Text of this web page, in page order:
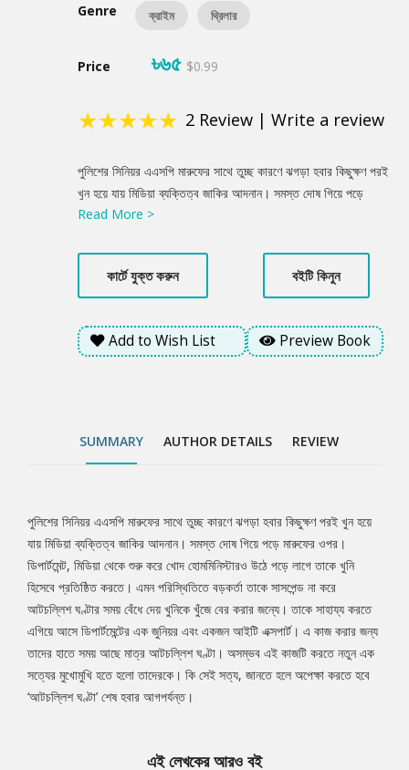
Genre ক্রাইম থ্রিলার
Price ৳৬৫ $0.99
★★★★★ 2 Review | Write a review
Product
Summery
পুলিশের সিনিয়র এএসপি মারুফের সাথে তুচ্ছ কারণে ঝগড়া হবার কিছুক্ষণ পরই
খুন হয়ে যায় মিডিয়া ব্যক্তিত্ব জাকির আদনান। সমস্ত দোষ গিয়ে পড়ে
মারুফের ওপর। ডিপার্টমেন্ট, মিডিয়া থেকে শুরু করে খোদ হোমমিনিস্টারও উঠে
তাকে সাসপেন্ড না করে আটচল্লিশ ঘণ্টার সময় বেঁধে দেয় খুনিকে খুঁজে বের
করার জন্যে। তাকে সাহায্য করতে এগিয়ে আসে ডিপার্টমেন্টের এক জুনিয়র এবং
একজন আইটি এক্সপার্ট। এ কাজ করার জন্য তাদের হাতে সময় আছে মাত্র
আটচল্লিশ ঘণ্টা। অসম্ভব এই কাজটি করতে নতুন এক সত্যের মুখোমুখি হতে
হলো তাদেরকে। কি সেই সত্য, জানতে হলে অপেক্ষা করতে হবে ‘আটচল্লিশ
Read More >
কার্টে যুক্ত করুন বইটি কিনুন
Add to Wish List Preview Book
SUMMARY AUTHOR DETAILS REVIEW
Tab
Article
পুলিশের সিনিয়র এএসপি মারুফের সাথে তুচ্ছ কারণে ঝগড়া হবার কিছুক্ষণ পরই খুন হয়ে
যায় মিডিয়া ব্যক্তিত্ব জাকির আদনান। সমস্ত দোষ গিয়ে পড়ে মারুফের ওপর।
ডিপার্টমেন্ট, মিডিয়া থেকে শুরু করে খোদ হোমমিনিস্টারও উঠে পড়ে লাগে তাকে খুনি
হিসেবে প্রতিষ্ঠিত করতে। এমন পরিস্থিতিতে বড়কর্তা তাকে সাসপেন্ড না করে
আটচল্লিশ ঘণ্টার সময় বেঁধে দেয় খুনিকে খুঁজে বের করার জন্যে। তাকে সাহায্য করতে
এগিয়ে আসে ডিপার্টমেন্টের এক জুনিয়র এবং একজন আইটি এক্সপার্ট। এ কাজ করার জন্য
তাদের হাতে সময় আছে মাত্র আটচল্লিশ ঘণ্টা। অসম্ভব এই কাজটি করতে নতুন এক
সত্যের মুখোমুখি হতে হলো তাদেরকে। কি সেই সত্য, জানতে হলে অপেক্ষা করতে হবে
‘আটচল্লিশ ঘণ্টা’ শেষ হবার আগপর্যন্ত।
এই লেখকের আরও বই